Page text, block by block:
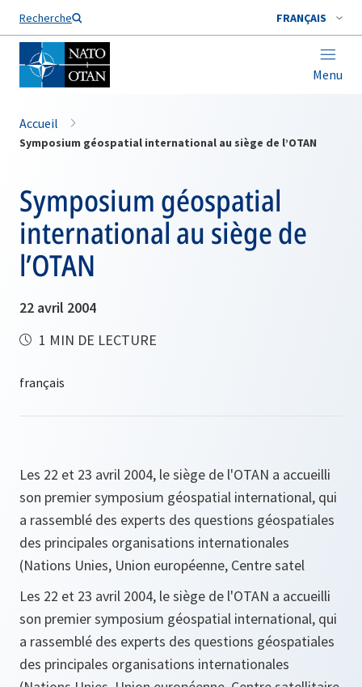
Recherche FRANÇAIS
Menu
Nom de famille*
Accueil
Symposium géospatial international au siège de l’OTAN
Symposium géospatial
international au siège de
l’OTAN
22 avril 2004
1 MIN DE LECTURE
Les 22 et 23 avril 2004, le siège de l'OTAN a accueilli
son premier symposium géospatial international, qui
a rassemblé des experts des questions géospatiales
des principales organisations internationales
(Nations Unies, Union européenne, Centre satel
Les 22 et 23 avril 2004, le siège de l'OTAN a accueilli
son premier symposium géospatial international, qui
a rassemblé des experts des questions géospatiales
des principales organisations internationales